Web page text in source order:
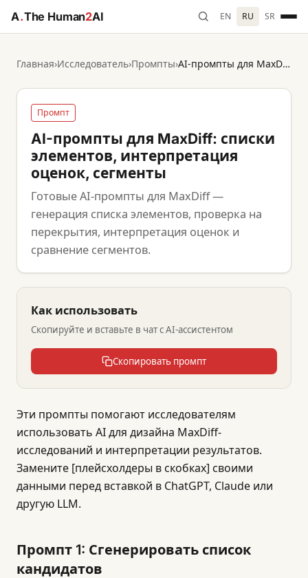
A.The Human2AI EN RU SR
Главная›Исследователь›Промпты› AI-промпты для MaxDiff: списки элементов, интерпретация оценок, сегменты
Промпт
AI-промпты для MaxDiff: списки
элементов, интерпретация
оценок, сегменты
Готовые AI-промпты для MaxDiff —
генерация списка элементов, проверка на
перекрытия, интерпретация оценок и
сравнение сегментов.
Как использовать
Скопируйте и вставьте в чат с AI-ассистентом
Скопировать промпт
Эти промпты помогают исследователям
использовать AI для дизайна MaxDiff-
исследований и интерпретации результатов.
Замените [плейсхолдеры в скобках] своими
данными перед вставкой в ChatGPT, Claude или
другую LLM.
Промпт 1: Сгенерировать список
кандидатов